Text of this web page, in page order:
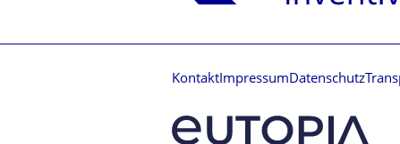
KontaktImpressumDatenschutz